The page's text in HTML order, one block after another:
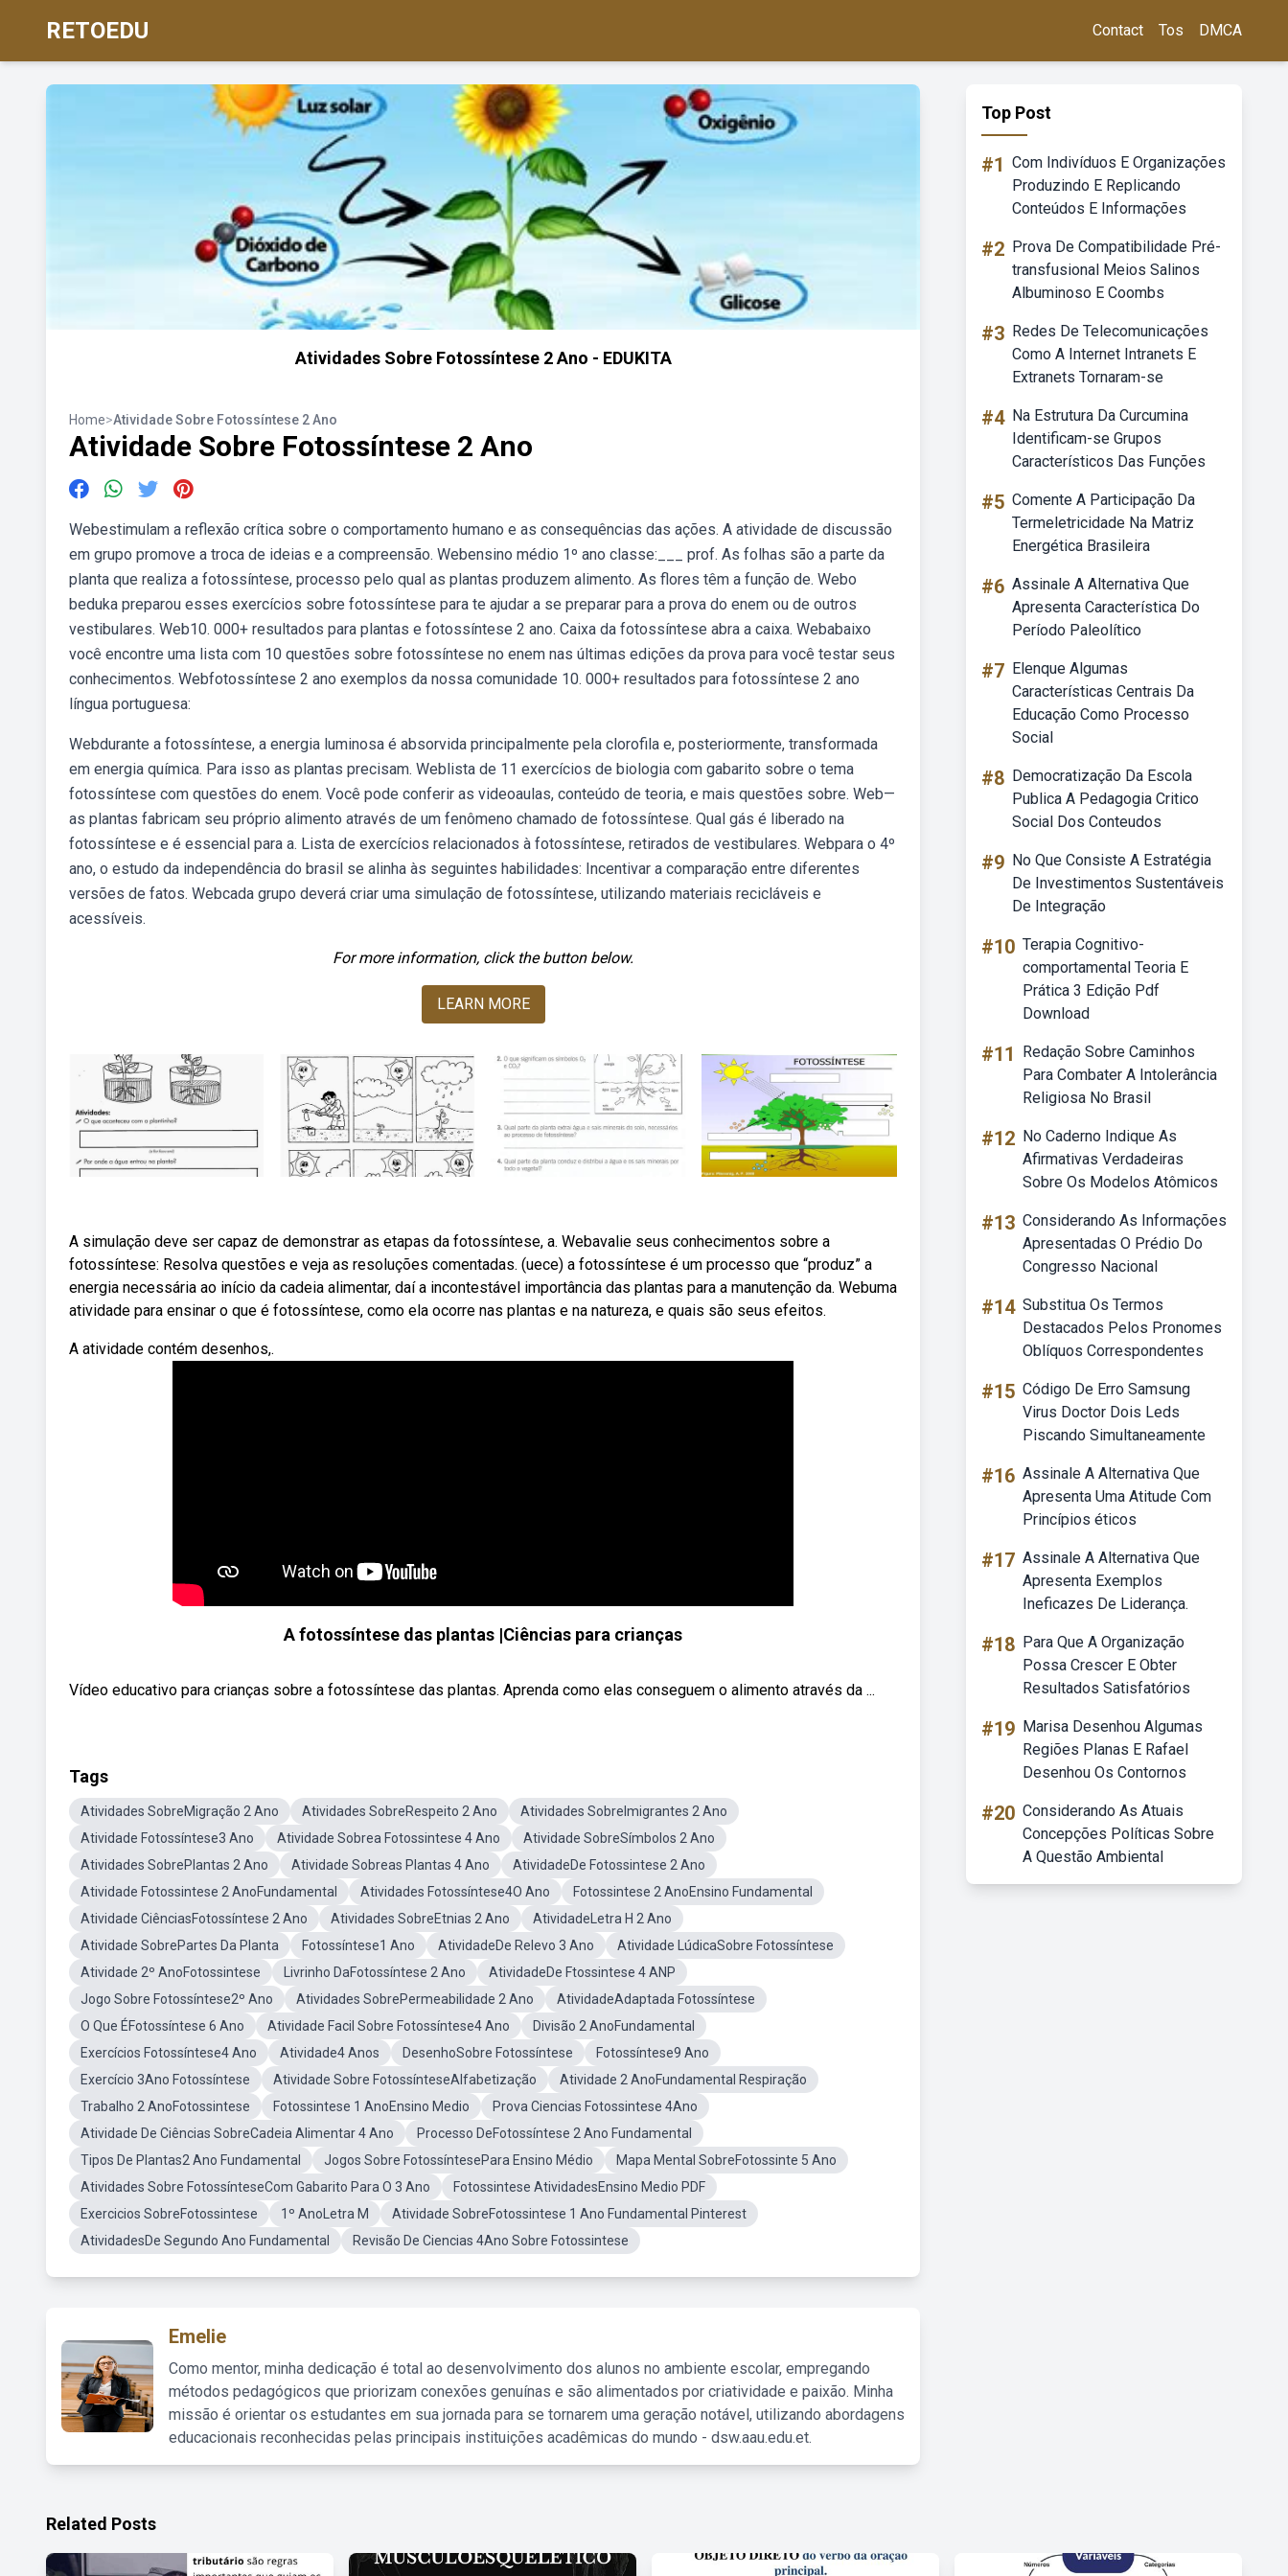
RETOEDU Contact Tos DMCA
Atividades Sobre Fotossíntese 2 Ano - EDUKITA
Home>Atividade Sobre Fotossíntese 2 Ano
Atividade Sobre Fotossíntese 2 Ano
Webestimulam a reflexão crítica sobre o comportamento humano e as consequências das ações. A atividade de discussão
em grupo promove a troca de ideias e a compreensão. Webensino médio 1º ano classe:___ prof. As folhas são a parte da
planta que realiza a fotossíntese, processo pelo qual as plantas produzem alimento. As flores têm a função de. Webo
beduka preparou esses exercícios sobre fotossíntese para te ajudar a se preparar para a prova do enem ou de outros
vestibulares. Web10. 000+ resultados para plantas e fotossíntese 2 ano. Caixa da fotossíntese abra a caixa. Webabaixo
você encontre uma lista com 10 questões sobre fotossíntese no enem nas últimas edições da prova para você testar seus
conhecimentos. Webfotossíntese 2 ano exemplos da nossa comunidade 10. 000+ resultados para fotossíntese 2 ano
língua portuguesa:
Webdurante a fotossíntese, a energia luminosa é absorvida principalmente pela clorofila e, posteriormente, transformada
em energia química. Para isso as plantas precisam. Weblista de 11 exercícios de biologia com gabarito sobre o tema
fotossíntese com questões do enem. Você pode conferir as videoaulas, conteúdo de teoria, e mais questões sobre. Web—
as plantas fabricam seu próprio alimento através de um fenômeno chamado de fotossíntese. Qual gás é liberado na
fotossíntese e é essencial para a. Lista de exercícios relacionados à fotossíntese, retirados de vestibulares. Webpara o 4º
ano, o estudo da independência do brasil se alinha às seguintes habilidades: Incentivar a comparação entre diferentes
versões de fatos. Webcada grupo deverá criar uma simulação de fotossíntese, utilizando materiais recicláveis e
acessíveis.
For more information, click the button below.
LEARN MORE
A simulação deve ser capaz de demonstrar as etapas da fotossíntese, a. Webavalie seus conhecimentos sobre a
fotossíntese: Resolva questões e veja as resoluções comentadas. (uece) a fotossíntese é um processo que “produz” a
energia necessária ao início da cadeia alimentar, daí a incontestável importância das plantas para a manutenção da. Webuma
atividade para ensinar o que é fotossíntese, como ela ocorre nas plantas e na natureza, e quais são seus efeitos.
A atividade contém desenhos,.
A fotossíntese das plantas |Ciências para crianças
Vídeo educativo para crianças sobre a fotossíntese das plantas. Aprenda como elas conseguem o alimento através da ...
Tags
Atividades SobreMigração 2 Ano Atividades SobreRespeito 2 Ano
Atividades SobreImigrantes 2 Ano
Atividade Fotossíntese3 Ano
Atividade Sobrea Fotossintese 4 Ano
Atividade SobreSímbolos 2 Ano
Atividades SobrePlantas 2 Ano
Atividade Sobreas Plantas 4 Ano
AtividadeDe Fotossintese 2 Ano
Atividade Fotossintese 2 AnoFundamental
Atividades Fotossíntese4O Ano
Fotossintese 2 AnoEnsino Fundamental
Atividade CiênciasFotossíntese 2 Ano
Atividades SobreEtnias 2 Ano
AtividadeLetra H 2 Ano
Atividade SobrePartes Da Planta
Fotossíntese1 Ano AtividadeDe Relevo 3 Ano
Atividade LúdicaSobre Fotossíntese
Atividade 2º AnoFotossintese
Livrinho DaFotossíntese 2 Ano
AtividadeDe Ftossintese 4 ANP
Jogo Sobre Fotossíntese2º Ano
Atividades SobrePermeabilidade 2 Ano
AtividadeAdaptada Fotossíntese
O Que ÉFotossíntese 6 Ano
Atividade Facil Sobre Fotossíntese4 Ano
Divisão 2 AnoFundamental
Exercícios Fotossíntese4 Ano
Atividade4 Anos DesenhoSobre Fotossíntese
Fotossíntese9 Ano
Exercício 3Ano Fotossíntese
Atividade Sobre FotossínteseAlfabetização
Atividade 2 AnoFundamental Respiração
Trabalho 2 AnoFotossintese
Fotossintese 1 AnoEnsino Medio
Prova Ciencias Fotossintese 4Ano
Atividade De Ciências SobreCadeia Alimentar 4 Ano
Processo DeFotossíntese 2 Ano Fundamental
Tipos De Plantas2 Ano Fundamental
Jogos Sobre FotossíntesePara Ensino Médio
Mapa Mental SobreFotossinte 5 Ano
Atividades Sobre FotossínteseCom Gabarito Para O 3 Ano
Fotossintese AtividadesEnsino Medio PDF
Exercicios SobreFotossintese
1º AnoLetra M
Atividade SobreFotossintese 1 Ano Fundamental Pinterest
AtividadesDe Segundo Ano Fundamental
Revisão De Ciencias 4Ano Sobre Fotossintese
Emelie
Como mentor, minha dedicação é total ao desenvolvimento dos alunos no ambiente escolar, empregando
métodos pedagógicos que priorizam conexões genuínas e são alimentados por criatividade e paixão. Minha
missão é orientar os estudantes em sua jornada para se tornarem uma geração notável, utilizando abordagens
educacionais reconhecidas pelas principais instituições acadêmicas do mundo - dsw.aau.edu.et.
Top Post
#1 Com Indivíduos E Organizações
Produzindo E Replicando
Conteúdos E Informações
#2 Prova De Compatibilidade Pré-
transfusional Meios Salinos
Albuminoso E Coombs
#3 Redes De Telecomunicações
Como A Internet Intranets E
Extranets Tornaram-se
#4 Na Estrutura Da Curcumina
Identificam-se Grupos
Característicos Das Funções
#5 Comente A Participação Da
Termeletricidade Na Matriz
Energética Brasileira
#6 Assinale A Alternativa Que
Apresenta Característica Do
Período Paleolítico
#7 Elenque Algumas
Características Centrais Da
Educação Como Processo
Social
#8 Democratização Da Escola
Publica A Pedagogia Critico
Social Dos Conteudos
#9 No Que Consiste A Estratégia
De Investimentos Sustentáveis
De Integração
#10 Terapia Cognitivo-
comportamental Teoria E
Prática 3 Edição Pdf
Download
#11
Redação Sobre Caminhos
Para Combater A Intolerância
Religiosa No Brasil
#12 No Caderno Indique As
Afirmativas Verdadeiras
Sobre Os Modelos Atômicos
#13 Considerando As Informações
Apresentadas O Prédio Do
Congresso Nacional
#14 Substitua Os Termos
Destacados Pelos Pronomes
Oblíquos Correspondentes
#15 Código De Erro Samsung
Virus Doctor Dois Leds
Piscando Simultaneamente
#16 Assinale A Alternativa Que
Apresenta Uma Atitude Com
Princípios éticos
#17 Assinale A Alternativa Que
Apresenta Exemplos
Ineficazes De Liderança.
#18 Para Que A Organização
Possa Crescer E Obter
Resultados Satisfatórios
#19 Marisa Desenhou Algumas
Regiões Planas E Rafael
Desenhou Os Contornos
#20 Considerando As Atuais
Concepções Políticas Sobre
A Questão Ambiental
Related Posts